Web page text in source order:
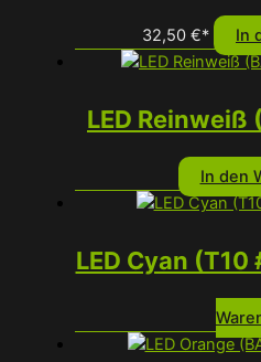
32,50 €*
In
LED Reinweiß
In den
LED Cyan (T10